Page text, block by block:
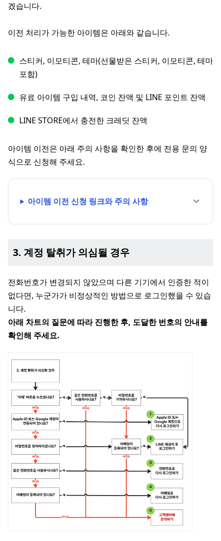
겠습니다.
이전 처리가 가능한 아이템은 아래와 같습니다.
스티커, 이모티콘, 테마(선물받은 스티커, 이모티콘, 테마
포함)
유료 아이템 구입 내역, 코인 잔액 및 LINE 포인트 잔액
LINE STORE에서 충전한 크레딧 잔액
아이템 이전은 아래 주의 사항을 확인한 후에 전용 문의 양
식으로 신청해 주세요.
아이템 이전 신청 링크와 주의 사항
3. 계정 탈취가 의심될 경우
전화번호가 변경되지 않았으며 다른 기기에서 인증한 적이
없다면, 누군가가 비정상적인 방법으로 로그인했을 수 있습
니다.
아래 차트의 질문에 따라 진행한 후, 도달한 번호의 안내를
확인해 주세요.